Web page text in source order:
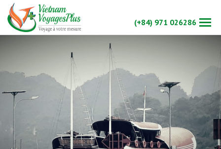
(+84) 971 026286